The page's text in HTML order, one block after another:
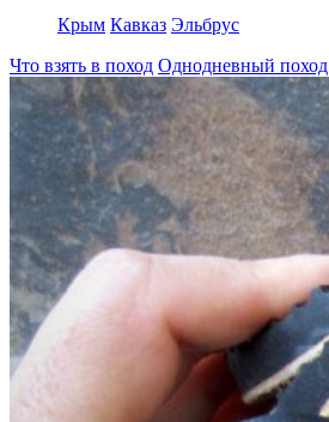
Крым Кавказ Эльбрус
Что взять в поход Однодневный поход